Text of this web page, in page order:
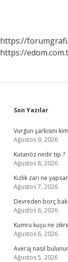
https://
https://
Son Yazılar
Vurgun şarkısını
Ağustos 9, 2026
Kutanöz nedir tip ?
Ağustos 8, 2026
Kızlık zarı ne
Ağustos 7, 2026
Devreden borç
Ağustos 6, 2026
Kumru kuşu ne
Ağustos 6, 2026
Averaj nasıl
Ağustos 5, 2026